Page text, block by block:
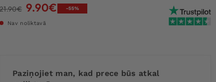
21.90€ Original
9.90€ Current
-55%
Nav noliktavā
Paziņojiet man, kad prece būs atkal